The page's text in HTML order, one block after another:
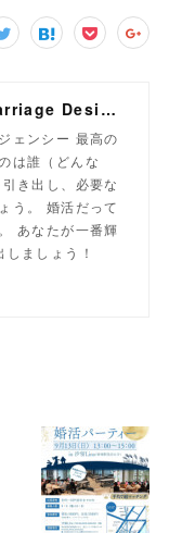
吉祥寺の結婚相談所 Marriage Design Agency
ェンシー 最高の
は誰（どんな
き出し、必要な
う。 婚活だって
あなたが一番輝
ましょう！